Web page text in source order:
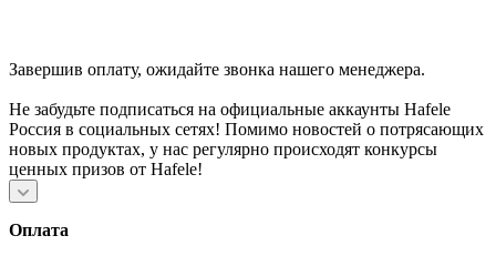
Завершив оплату, ожидайте звонка нашего менеджера.
Не забудьте подписаться на официальные аккаунты Hafele
Россия в социальных сетях! Помимо новостей о потрясающих
новых продуктах, у нас регулярно происходят конкурсы
ценных призов от Hafele!
Оплата